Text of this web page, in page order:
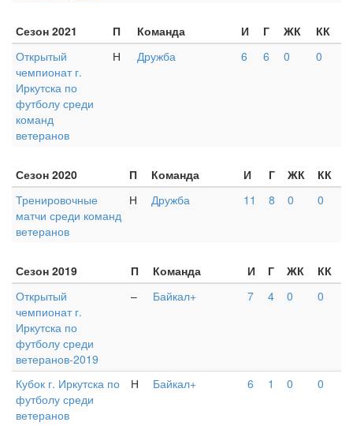
Сезон 2021 П Команда И Г ЖК
КК
Открытый
чемпионат г.
Иркутска по
футболу среди
команд
ветеранов
Н Дружба 6 6 0 0
Сезон 2020 П Команда И Г ЖК
КК
Тренировочные
матчи среди команд
ветеранов
Н Дружба 11 8 0 0
Сезон 2019 П Команда И Г ЖК
КК
Открытый
чемпионат г.
Иркутска по
футболу среди
ветеранов-2019
– Байкал+ 7 4 0 0
Кубок г. Иркутска по
футболу среди
ветеранов
Н Байкал+ 6 1 0 0